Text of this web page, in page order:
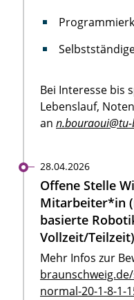
Bei Interesse bis
Lebenslauf,
an
28.04.2026
Offene Stelle
Mitarbeiter*in
basierte
Vollzeit/Teilzeit)
Mehr Infos zur
normal-20-1-8-1-